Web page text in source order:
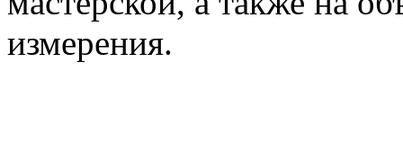
измерения.